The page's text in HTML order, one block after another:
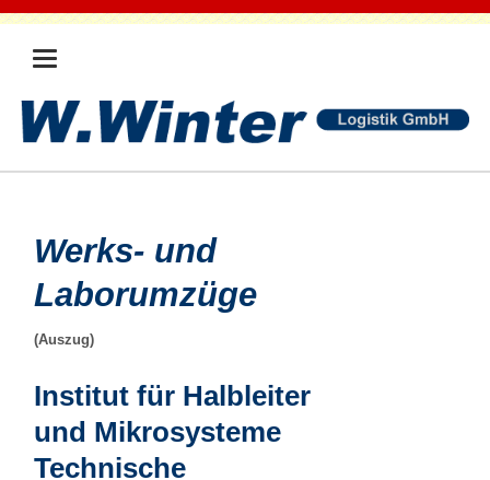
Werks- und
Laborumzüge
(Auszug)
Institut für Halbleiter
und Mikrosysteme
Technische